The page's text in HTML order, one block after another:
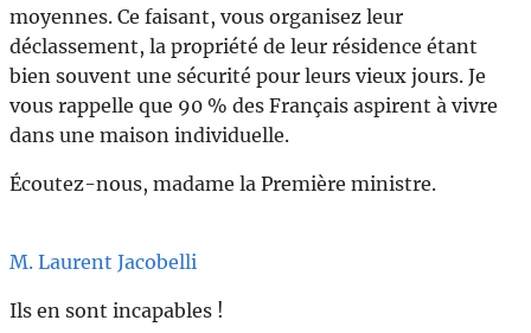
moyennes. Ce faisant, vous organisez leur
déclassement, la propriété de leur résidence étant
bien souvent une sécurité pour leurs vieux jours. Je
vous rappelle que 90 % des Français aspirent à vivre
dans une maison individuelle.
Écoutez-nous, madame la Première ministre.
M. Laurent Jacobelli
Ils en sont incapables !